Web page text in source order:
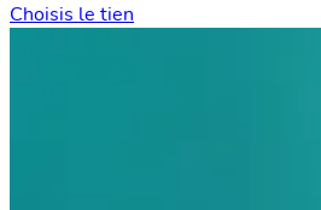
Choisis le tien